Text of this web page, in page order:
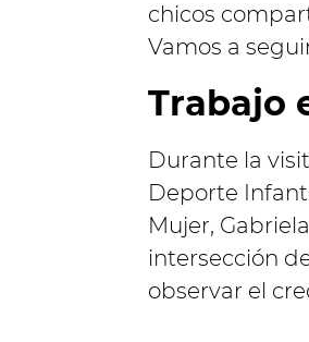
chicos
Vamos a
Trabajo
Durante la
Deporte
Mujer,
intersección
observar el